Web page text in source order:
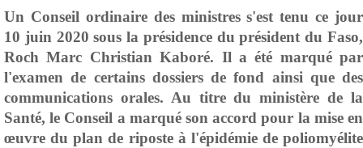
Un Conseil ordinaire des ministres s'est tenu ce jour
10 juin 2020 sous la présidence du président du Faso,
Roch Marc Christian Kaboré. Il a été marqué par
l'examen de certains dossiers de fond ainsi que des
communications orales. Au titre du ministère de la
Santé, le Conseil a marqué son accord pour la mise en
œuvre du plan de riposte à l'épidémie de poliomyélite